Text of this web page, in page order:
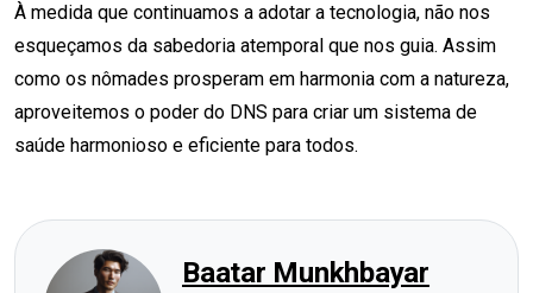
À medida que continuamos a adotar a tecnologia, não nos
esqueçamos da sabedoria atemporal que nos guia. Assim
como os nômades prosperam em harmonia com a natureza,
aproveitemos o poder do DNS para criar um sistema de
saúde harmonioso e eficiente para todos.
Baatar Munkhbayar